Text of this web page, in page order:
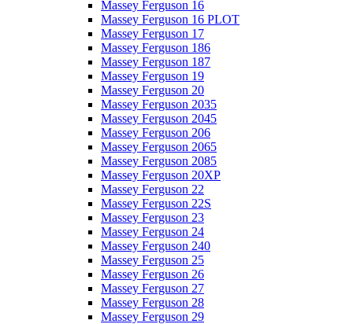
Massey Ferguson 16
Massey Ferguson 16 PLOT
Massey Ferguson 17
Massey Ferguson 186
Massey Ferguson 187
Massey Ferguson 19
Massey Ferguson 20
Massey Ferguson 2035
Massey Ferguson 2045
Massey Ferguson 206
Massey Ferguson 2065
Massey Ferguson 2085
Massey Ferguson 20XP
Massey Ferguson 22
Massey Ferguson 22S
Massey Ferguson 23
Massey Ferguson 24
Massey Ferguson 240
Massey Ferguson 25
Massey Ferguson 26
Massey Ferguson 27
Massey Ferguson 28
Massey Ferguson 29